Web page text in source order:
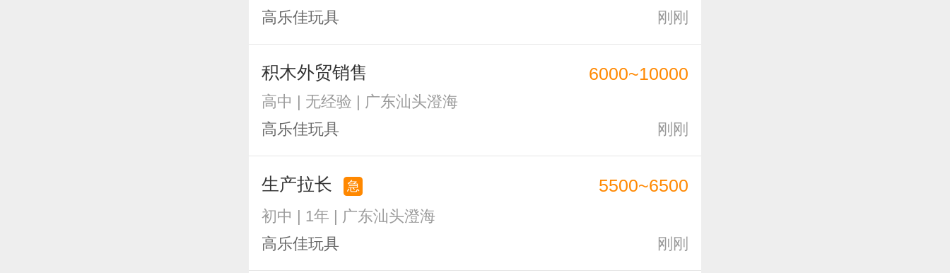
高乐佳玩具
刚刚
积木外贸销售
高中 | 无经验 | 广东汕头澄海
高乐佳玩具
6000~10000
刚刚
生产拉长 急
初中 | 1年 | 广东汕头澄海
高乐佳玩具
5500~6500
刚刚